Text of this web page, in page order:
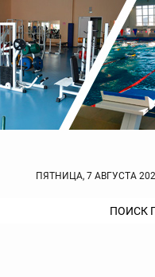
ПЯТНИЦА, 7 АВГУСТА